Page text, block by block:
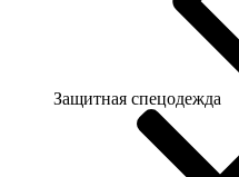
Защитная спецодежда